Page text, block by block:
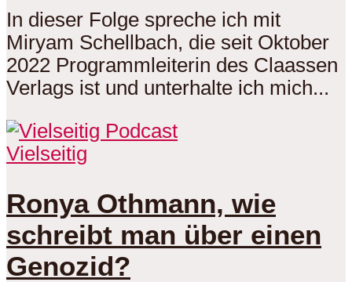
In dieser Folge spreche ich mit
Miryam Schellbach, die seit Oktober
2022 Programmleiterin des Claassen
Verlags ist und unterhalte ich mich...
Vielseitig
Ronya Othmann, wie
schreibt man über einen
Genozid?